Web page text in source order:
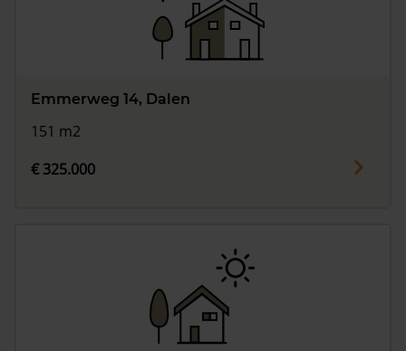
Emmerweg 14, Dalen
151 m2
€ 325.000